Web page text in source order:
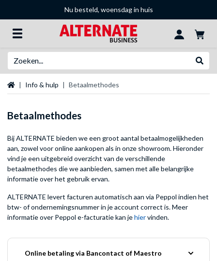
Nu besteld, woensdag in huis
StartpaginaInfo & hulp Betaalmethodes
Betaalmethodes
Bij ALTERNATE bieden we een groot aantal betaalmogelijkheden
aan, zowel voor online aankopen als in onze showroom. Hieronder
vind je een uitgebreid overzicht van de verschillende
betaalmethodes die we aanbieden, samen met alle belangrijke
informatie over het gebruik ervan.
ALTERNATE levert facturen automatisch aan via Peppol indien het
btw- of ondernemingsnummer in je account correct is. Meer
informatie over Peppol e-facturatie kan jehiervinden.
Online betaling via Bancontact of Maestro